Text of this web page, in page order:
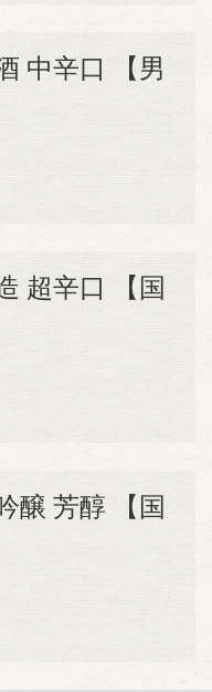
中辛口 【男
超辛口 【国
醸 芳醇 【国